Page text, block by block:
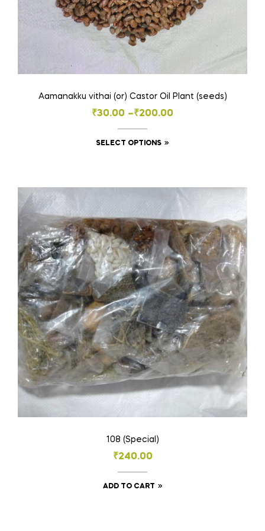
Aamanakku vithai (or) Castor Oil Plant (seeds)
₹30.00 –₹200.00
Price
range:
₹30.00
SELECT OPTIONS
multiple
variants.
The
options
may
be
chosen
on
the
product
page
108 (Special)
₹240.00
ADD TO CART